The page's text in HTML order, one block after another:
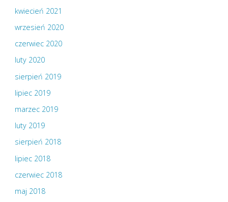
kwiecień 2021
wrzesień 2020
czerwiec 2020
luty 2020
sierpień 2019
lipiec 2019
marzec 2019
luty 2019
sierpień 2018
lipiec 2018
czerwiec 2018
maj 2018